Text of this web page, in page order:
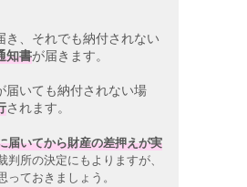
き、それでも納付されない
知書が届きます。
届いても納付されない場
されます。
届いてから財産の差押えが実
判所の決定にもよりますが、
っておきましょう。